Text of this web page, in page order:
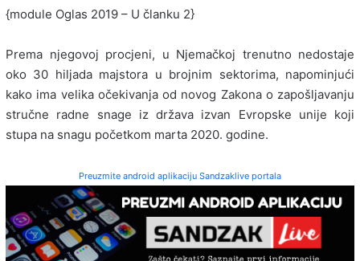
{module Oglas 2019 – U članku 2}
Prema njegovoj procjeni, u Njemačkoj trenutno nedostaje
oko 30 hiljada majstora u brojnim sektorima, napominjući
kako ima velika očekivanja od novog Zakona o zapošljavanju
stručne radne snage iz država izvan Evropske unije koji
stupa na snagu početkom marta 2020. godine.
Preuzmite android aplikaciju Sandzaklive portala